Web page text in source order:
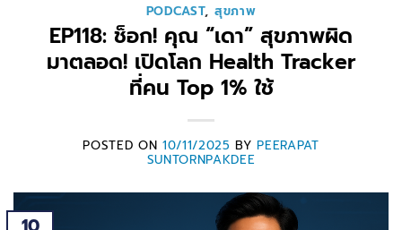
PODCAST, สุขภาพ
EP118: ช็อก! คุณ “เดา” สุขภาพผิด
มาตลอด! เปิดโลก Health Tracker
ที่คน Top 1% ใช้
POSTED ON 10/11/2025 BYPEERAPAT
SUNTORNPAKDEE